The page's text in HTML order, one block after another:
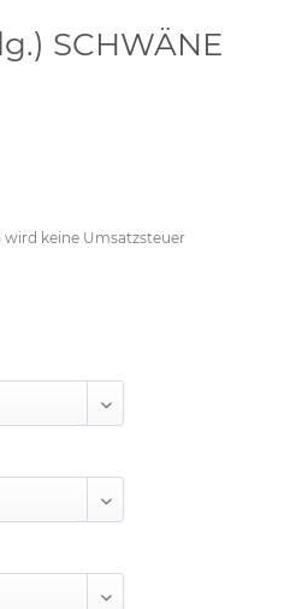
SCHWÄNE
wird keine Umsatzsteuer